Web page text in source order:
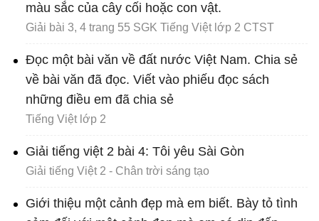
màu sắc của cây cối hoặc con vật.
Giải bài 3, 4 trang 55 SGK Tiếng Việt lớp 2 CTST
Đọc một bài văn về đất nước Việt Nam. Chia sẻ
về bài văn đã đọc. Viết vào phiếu đọc sách
những điều em đã chia sẻ
Tiếng Việt lớp 2
Giải tiếng việt 2 bài 4: Tôi yêu Sài Gòn
Giải tiếng Việt 2 - Chân trời sáng tạo
Giới thiệu một cảnh đẹp mà em biết. Bày tỏ tình